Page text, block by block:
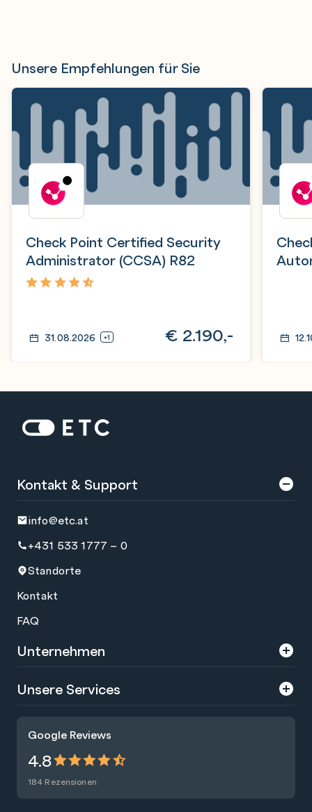
Unsere Empfehlungen für Sie
Check Point Certified Security
Administrator (CCSA) R82
31.08.2026 +1 € 2.190,-
Startseite: ETC
Google Reviews
4.8
184 Rezensionen
Kontakt & Support
info@etc.at
+431 533 1777 – 0
Standorte
Kontakt
FAQ
Unternehmen
Über uns
Presse
Nachhaltigkeit
Blog
Unsere Services